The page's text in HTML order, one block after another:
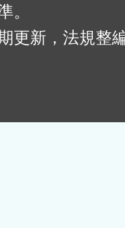
。
更新，法規整